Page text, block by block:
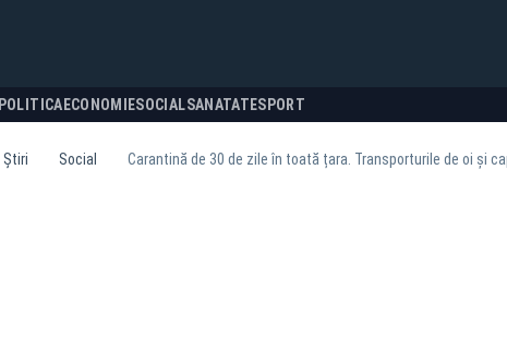
POLITICA ECONOMIESOCIALSANATATESPORT
Știri Social Carantină de 30 de zile în toată țara. Transporturile de oi și